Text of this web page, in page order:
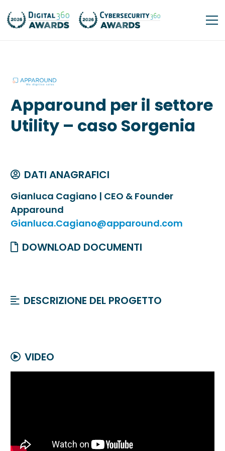
Apparound per il settore
Utility – caso Sorgenia
DATI ANAGRAFICI
Gianluca Cagiano | CEO & Founder
Apparound
Gianluca.Cagiano@apparound.com
DOWNLOAD DOCUMENTI
DESCRIZIONE DEL PROGETTO
VIDEO